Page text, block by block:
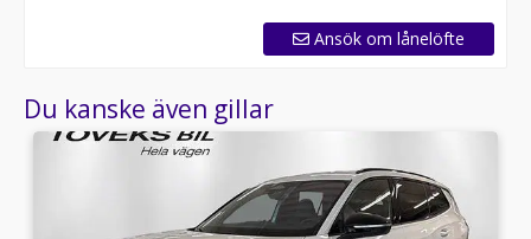
Ansök om lånelöfte
Du kanske även gillar